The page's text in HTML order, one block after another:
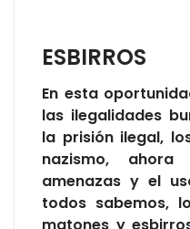
ESBIRROS
En esta
las ilegalidades
la prisión ilegal,
nazismo,
amenazas y el
todos sabemos,
matones y